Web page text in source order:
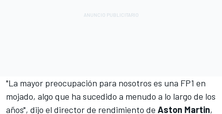
"La mayor preocupación para nosotros es una FP1 en
mojado, algo que ha sucedido a menudo a lo largo de los
años", dijo el director de rendimiento de Aston Martin,